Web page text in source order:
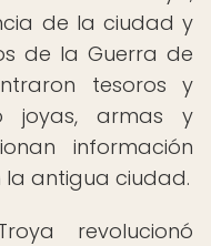
de la ciudad y
de la Guerra de
tesoros y
joyas, armas y
información
la antigua ciudad.
revolucionó